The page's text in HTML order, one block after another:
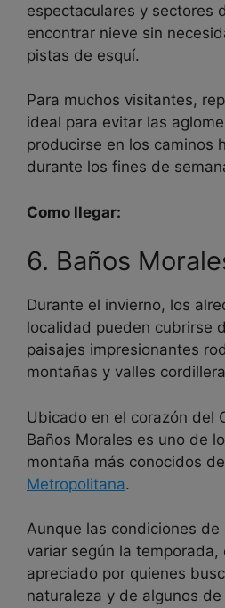
espectaculares y sectores
encontrar nieve sin
pistas de esquí.
Para muchos visitantes,
ideal para evitar las
producirse en los caminos
durante los fines de
Como llegar:
6. Baños
Durante el invierno, los
localidad pueden cubrirse
paisajes impresionantes
montañas y valles
Ubicado en el corazón del
Baños Morales es uno de
montaña más conocidos
Metropolitana.
Aunque las condiciones de
variar según la temporada,
apreciado por quienes
naturaleza y de algunos